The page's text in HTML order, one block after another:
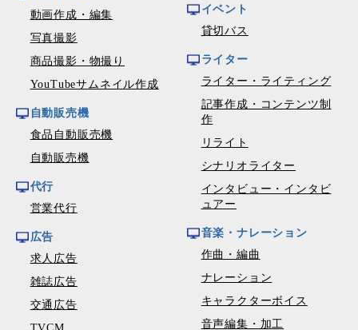
動画作成・編集
写真撮影
商品撮影・物撮り
YouTubeサムネイル作成
自動販売機
食品自動販売機
自動販売機
代行
営業代行
広告
求人広告
雑誌広告
交通広告
イベント
貸切バス
ライター
ライター・ライティング
記事作成・コンテンツ制
作
リライト
シナリオライター
インタビュー・インタビ
ュアー
音楽・ナレーション
作曲・編曲
ナレーション
キャラクターボイス
音声編集・加工